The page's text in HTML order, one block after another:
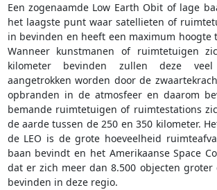
Een zogenaamde Low Earth Obit of lage
het laagste punt waar satellieten of
in bevinden en heeft een maximum hoogte
Wanneer kunstmanen of ruimtetuigen
kilometer bevinden zullen deze
aangetrokken worden door de
opbranden in de atmosfeer en daarom
bemande ruimtetuigen of ruimtestations
de aarde tussen de 250 en 350 kilometer.
de LEO is de grote hoeveelheid
baan bevindt en het Amerikaanse Space
dat er zich meer dan 8.500 objecten
bevinden in deze regio.